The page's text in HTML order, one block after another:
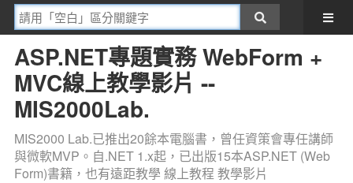
ASP.NET專題實務 WebForm +
MVC線上教學影片 --
MIS2000Lab.
MIS2000 Lab.已推出20餘本電腦書，曾任資策會專任講師
與微軟MVP。自.NET 1.x起，已出版15本ASP.NET (Web
Form)書籍，也有遠距教學 線上教程 教學影片